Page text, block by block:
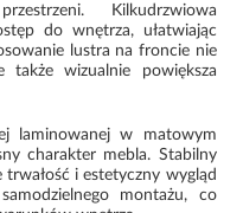
Kilkudrzwiowa
do wnętrza, ułatwiając
lustra na froncie nie
także wizualnie powiększa
laminowanej w matowym
charakter mebla. Stabilny
i estetyczny wygląd
montażu, co